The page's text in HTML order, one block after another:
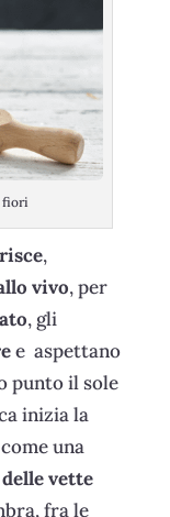
fiori
,
vivo, per
, gli
e aspettano
punto il sole
inizia la
una
vette
fra le